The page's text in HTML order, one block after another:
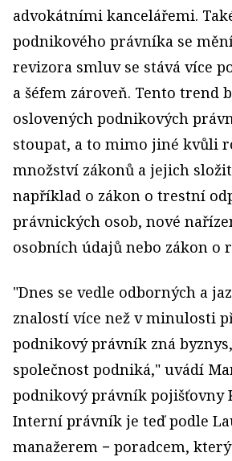
advokátními kancelářemi.
podnikového právníka se
revizora smluv se stává více
a šéfem zároveň. Tento trend
oslovených podnikových
stoupat, a to mimo jiné kvůli
množství zákonů a jejich
například o zákon o trestní
právnických osob, nové
osobních údajů nebo zákon o
"Dnes se vedle odborných a
znalostí více než v minulosti
podnikový právník zná
společnost podniká," uvádí
podnikový právník pojišťovny
Interní právník je teď podle
manažerem − poradcem,